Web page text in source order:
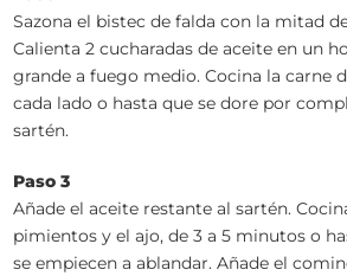
Sazona el bistec de falda con la mitad
Calienta 2 cucharadas de aceite en un
grande a fuego medio. Cocina la carne
cada lado o hasta que se dore por
sartén.
Paso 3
Añade el aceite restante al sartén.
pimientos y el ajo, de 3 a 5 minutos o
se empiecen a ablandar. Añade el